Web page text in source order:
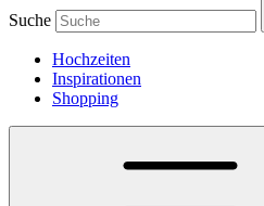
Suche
Hochzeiten
Inspirationen
Shopping